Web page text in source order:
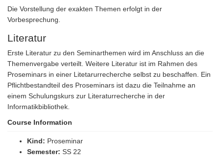
Die Vorstellung der exakten Themen erfolgt in der
Vorbesprechung.
Literatur
Erste Literatur zu den Seminarthemen wird im Anschluss an die
Themenvergabe verteilt. Weitere Literatur ist im Rahmen des
Proseminars in einer Litetarurrecherche selbst zu beschaffen. Ein
Pflichtbestandteil des Proseminars ist dazu die Teilnahme an
einem Schulungskurs zur Literaturrecherche in der
Informatikbibliothek.
Course Information
Kind: Proseminar
Semester: SS 22